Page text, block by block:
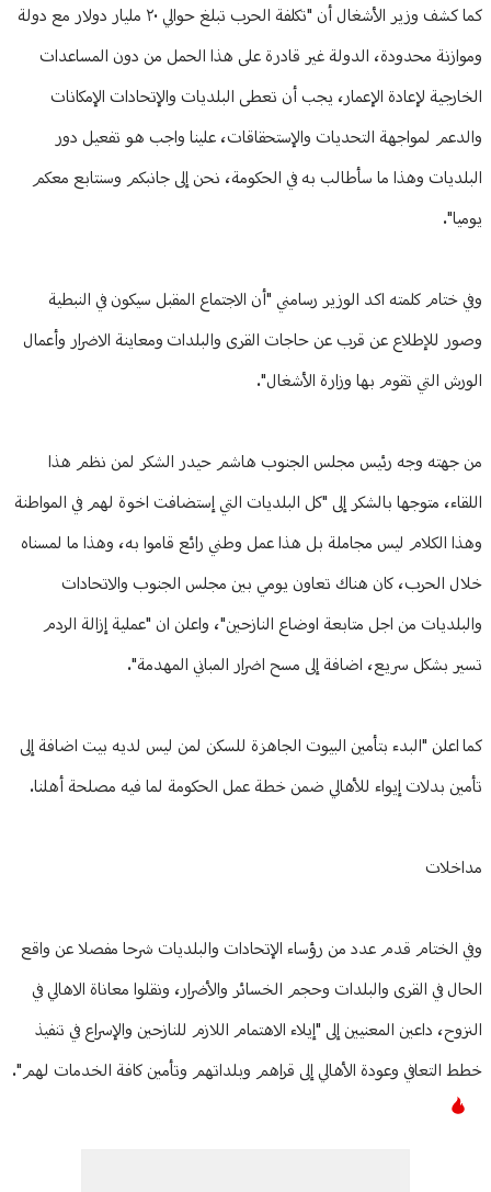
كما كشف وزير الأشغال أن "تكلفة الحرب تبلغ حوالي ٢٠ مليار دولار مع دولة
وموازنة محدودة، الدولة غير قادرة على هذا الحمل من دون المساعدات
الخارجية لإعادة الإعمار، يجب أن تعطى البلديات والإتحادات الإمكانات
والدعم لمواجهة التحديات والإستحقاقات، علينا واجب هو تفعيل دور
البلديات وهذا ما سأطالب به في الحكومة، نحن إلى جانبكم وسنتابع معكم
يوميا".
وفي ختام كلمته اكد الوزير رسامني "أن الاجتماع المقبل سيكون في النبطية
وصور للإطلاع عن قرب عن حاجات القرى والبلدات ومعاينة الاضرار وأعمال
الورش التي تقوم بها وزارة الأشغال".
من جهته وجه رئيس مجلس الجنوب هاشم حيدر الشكر لمن نظم هذا
اللقاء، متوجها بالشكر إلى "كل البلديات التي إستضافت اخوة لهم في المواطنة
وهذا الكلام ليس مجاملة بل هذا عمل وطني رائع قاموا به، وهذا ما لمسناه
خلال الحرب، كان هناك تعاون يومي بين مجلس الجنوب والاتحادات
والبلديات من اجل متابعة اوضاع النازحين"، واعلن ان "عملية إزالة الردم
تسير بشكل سريع، اضافة إلى مسح اضرار المباني المهدمة".
كما اعلن "البدء بتأمين البيوت الجاهزة للسكن لمن ليس لديه بيت اضافة إلى
تأمين بدلات إيواء للأهالي ضمن خطة عمل الحكومة لما فيه مصلحة أهلنا.
مداخلات
وفي الختام قدم عدد من رؤساء الإتحادات والبلديات شرحا مفصلا عن واقع
الحال في القرى والبلدات وحجم الخسائر والأضرار، ونقلوا معاناة الاهالي في
النزوح، داعين المعنيين إلى "إيلاء الاهتمام اللازم للنازحين والإسراع في تنفيذ
خطط التعافي وعودة الأهالي إلى قراهم وبلداتهم وتأمين كافة الخدمات لهم".